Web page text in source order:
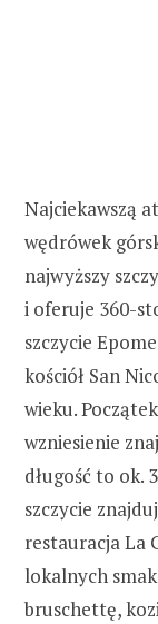
Najciekawszą
wędrówek
najwyższy
i oferuje 360-
szczycie
kościół San
wieku.
wzniesienie
długość to ok.
szczycie
restauracja La
lokalnych
bruschettę,